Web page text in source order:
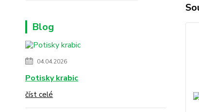
Blog
04.04.2026
Potisky krabic
číst celé